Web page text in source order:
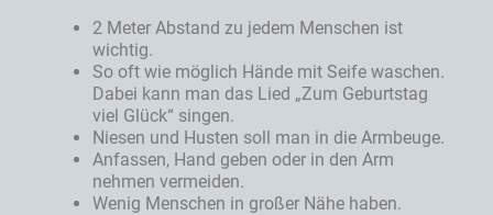
2 Meter Abstand zu jedem Menschen ist
wichtig.
So oft wie möglich Hände mit Seife waschen.
Dabei kann man das Lied „Zum Geburtstag
viel Glück“ singen.
Niesen und Husten soll man in die Armbeuge.
Anfassen, Hand geben oder in den Arm
nehmen vermeiden.
Wenig Menschen in großer Nähe haben.